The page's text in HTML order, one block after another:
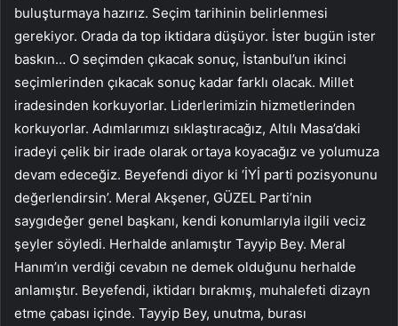
buluşturmaya hazırız. Seçim tarihinin belirlenmesi
gerekiyor. Orada da top iktidara düşüyor. İster bugün ister
baskın… O seçimden çıkacak sonuç, İstanbul’un ikinci
seçimlerinden çıkacak sonuç kadar farklı olacak. Millet
iradesinden korkuyorlar. Liderlerimizin hizmetlerinden
korkuyorlar. Adımlarımızı sıklaştıracağız, Altılı Masa’daki
iradeyi çelik bir irade olarak ortaya koyacağız ve yolumuza
devam edeceğiz. Beyefendi diyor ki ‘İYİ parti pozisyonunu
değerlendirsin’. Meral Akşener, GÜZEL Parti’nin
saygıdeğer genel başkanı, kendi konumlarıyla ilgili veciz
şeyler söyledi. Herhalde anlamıştır Tayyip Bey. Meral
Hanım’ın verdiği cevabın ne demek olduğunu herhalde
anlamıştır. Beyefendi, iktidarı bırakmış, muhalefeti dizayn
etme çabası içinde. Tayyip Bey, unutma, burası